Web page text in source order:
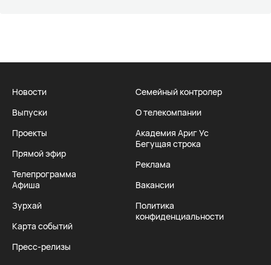
Новости
Выпуски
Проекты
Прямой эфир
Телепрограмма
Афиша
Зурхай
Карта событий
Пресс-релизы
Семейный контролер
О телекомпании
Академия Ариг Ус
Бегущая строка
Реклама
Вакансии
Политика
конфиденциальности